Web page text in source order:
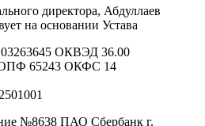
директора, Абдуллаев
на основании Устава
ОКВЭД 36.00
65243 ОКФС 14
№8638 ПАО Сбербанк г.